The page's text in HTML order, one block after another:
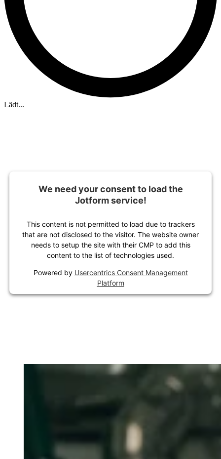
Lädt...
We need your consent to load the
Jotform service!
This content is not permitted to load due to trackers
that are not disclosed to the visitor. The website owner
needs to setup the site with their CMP to add this
content to the list of technologies used.
Powered by Usercentrics Consent Management
Platform